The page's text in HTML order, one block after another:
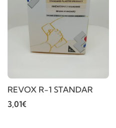
REVOX R-1 STANDAR
3,01€